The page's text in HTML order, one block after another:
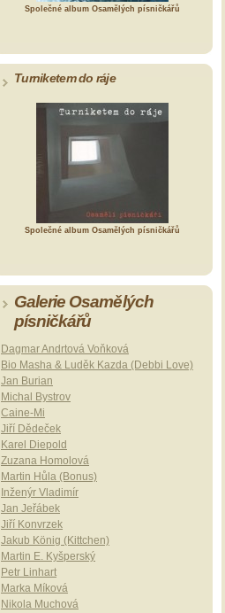
Společné album Osamělých písničkářů
Turniketem do ráje
Společné album Osamělých písničkářů
Galerie Osamělých
písničkářů
Dagmar Andrtová Voňková
Bio Masha & Luděk Kazda (Debbi Love)
Jan Burian
Michal Bystrov
Caine-Mi
Jiří Dědeček
Karel Diepold
Zuzana Homolová
Martin Hůla (Bonus)
Inženýr Vladimír
Jan Jeřábek
Jiří Konvrzek
Jakub König (Kittchen)
Martin E. Kyšperský
Petr Linhart
Marka Míková
Nikola Muchová